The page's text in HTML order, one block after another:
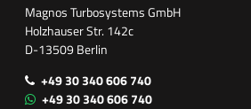
Magnos Turbosystems GmbH
Holzhauser Str. 142c
D-13509 Berlin
+49 30 340 606 740
+49 30 340 606 740